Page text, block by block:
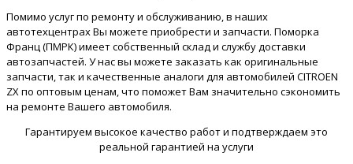
Помимо услуг по ремонту и обслуживанию, в наших
автотехцентрах Вы можете приобрести и запчасти. Поморка
Франц (ПМРК) имеет собственный склад и службу доставки
автозапчастей. У нас вы можете заказать как оригинальные
запчасти, так и качественные аналоги для автомобилей CITROEN
ZX по оптовым ценам, что поможет Вам значительно сэкономить
на ремонте Вашего автомобиля.
Гарантируем высокое качество работ и подтверждаем это
реальной гарантией на услуги